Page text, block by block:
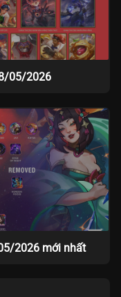
05/2026
2026 mới nhất